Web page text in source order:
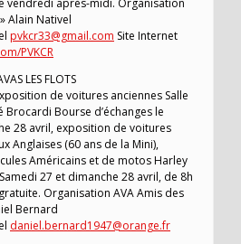
vendredi après-midi. Organisation
Alain Nativel
pvkcr33@gmail.com Site Internet
PVKCR
LES FLOTS
de voitures anciennes Salle
Brocardi Bourse d’échanges le
28 avril, exposition de voitures
Anglaises (60 ans de la Mini),
Américains et de motos Harley
27 et dimanche 28 avril, de 8h
Organisation AVA Amis des
Bernard
daniel.bernard1947@orange.fr